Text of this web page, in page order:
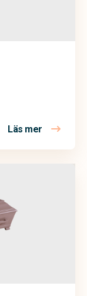
Läs mer om